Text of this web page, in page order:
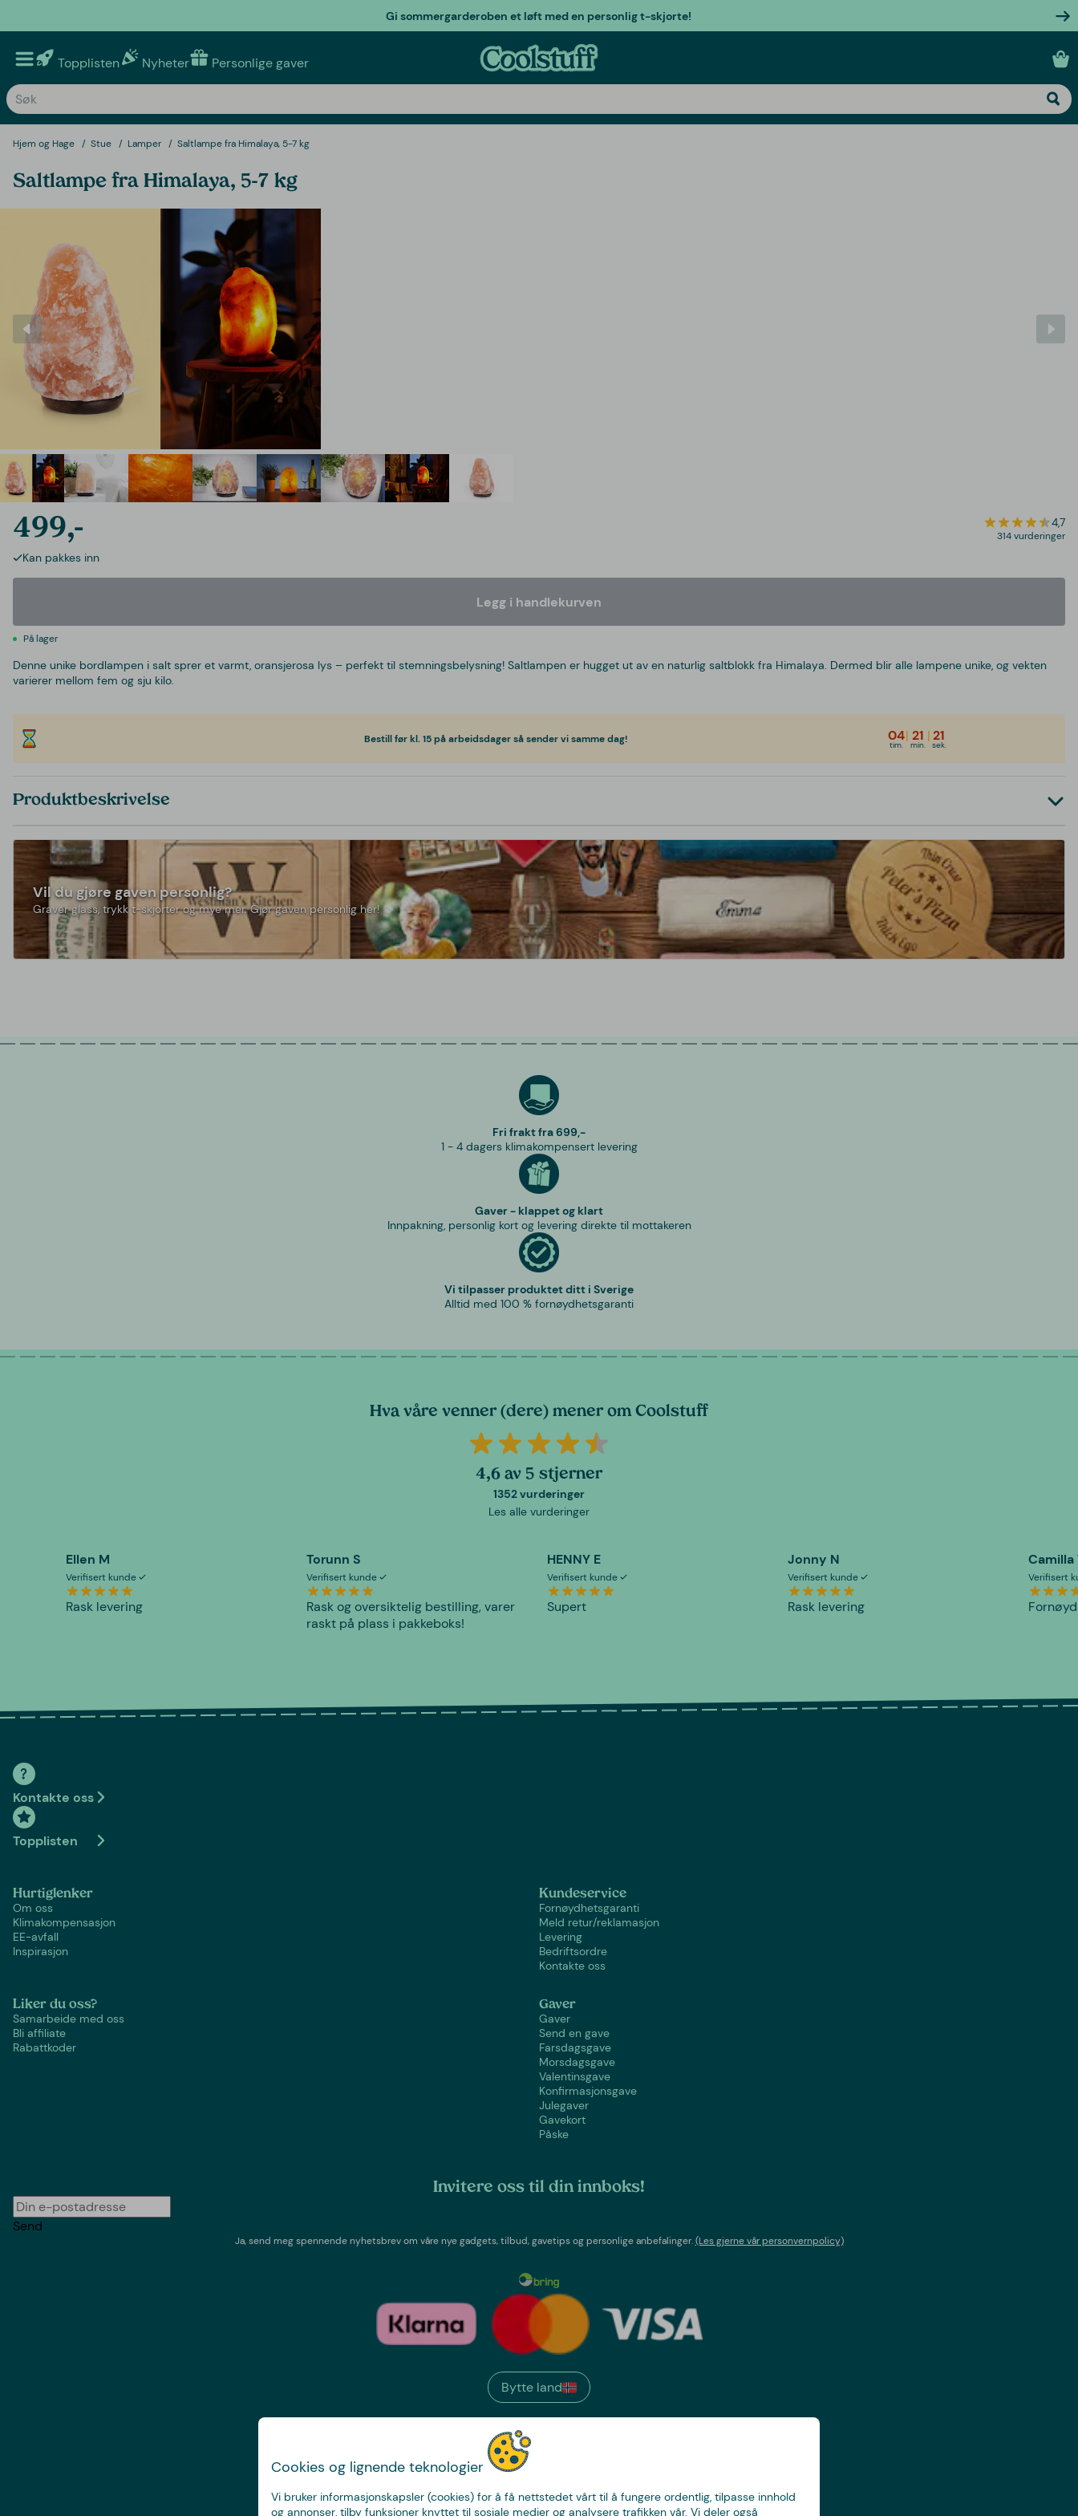
Cookies og lignende teknologier
Vi bruker informasjonskapsler (cookies) for å få nettstedet vårt til å fungere ordentlig, tilpasse innhold
og annonser, tilby funksjoner knyttet til sosiale medier og analysere trafikken vår. Vi deler også
Gi sommergarderoben et løft med en personlig t-skjorte!
Topplisten Nyheter Personlige gaver
Hjem og Hage Stue Lamper Saltlampe fra Himalaya, 5-7 kg
Saltlampe fra Himalaya, 5-7 kg
499,- 4,7
314 vurderinger
Kan pakkes inn
Legg i handlekurven
På lager
Denne unike bordlampen i salt sprer et varmt, oransjerosa lys – perfekt til stemningsbelysning! Saltlampen er hugget ut av en naturlig saltblokk fra Himalaya. Dermed blir alle lampene unike, og vekten
varierer mellom fem og sju kilo.
Bestill før kl. 15 på arbeidsdager så sender vi samme dag! 04
tim.
| 21
min.
| 21
sek.
Produktbeskrivelse
Vil du gjøre gaven personlig?
Graver glass, trykk t-skjorter og mye mer. Gjør gaven personlig her!
Fri frakt fra 699,-
1 - 4 dagers klimakompensert levering
Gaver - klappet og klart
Innpakning, personlig kort og levering direkte til mottakeren
Vi tilpasser produktet ditt i Sverige
Alltid med 100 % fornøydhetsgaranti
Hva våre venner (dere) mener om Coolstuff
4,6 av 5 stjerner
1352 vurderinger
Les alle vurderinger
Ellen M
Verifisert kunde
Rask levering
Torunn S
Verifisert kunde
Rask og oversiktelig bestilling, varer
raskt på plass i pakkeboks!
HENNY E
Verifisert kunde
Supert
Jonny N
Verifisert kunde
Rask levering
Camilla
Verifisert
Fornøyd
Kontakte oss
Topplisten
Hurtiglenker
Om oss
Klimakompensasjon
EE-avfall
Inspirasjon
Kundeservice
Fornøydhetsgaranti
Meld retur/reklamasjon
Levering
Bedriftsordre
Kontakte oss
Liker du oss?
Samarbeide med oss
Bli affiliate
Rabattkoder
Gaver
Gaver
Send en gave
Farsdagsgave
Morsdagsgave
Valentinsgave
Konfirmasjonsgave
Julegaver
Gavekort
Påske
Invitere oss til din innboks!
Send
Ja, send meg spennende nyhetsbrev om våre nye gadgets, tilbud, gavetips og personlige anbefalinger.(Les gjerne vår personvernpolicy)
Bytte land